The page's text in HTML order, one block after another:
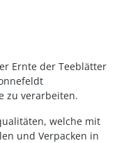
Ernte der Teeblätter
zu verarbeiten.
welche mit
und Verpacken in